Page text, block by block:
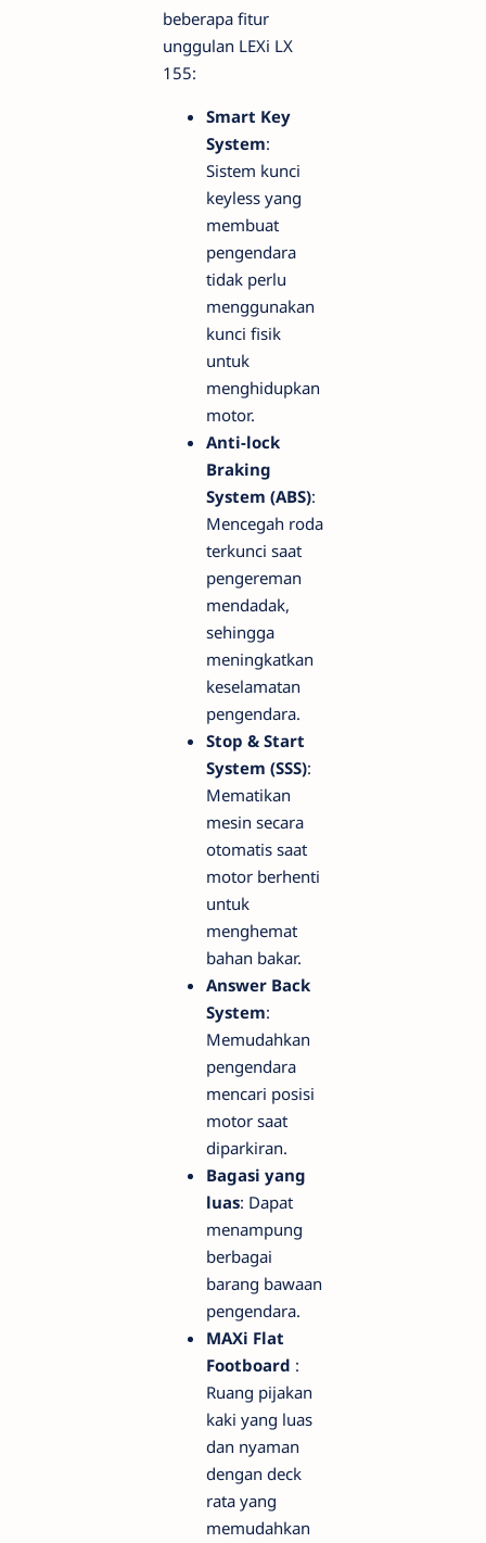
beberapa fitur
unggulan LEXi LX
155:
Smart Key
System:
Sistem kunci
keyless yang
membuat
pengendara
tidak perlu
menggunakan
kunci fisik
untuk
menghidupkan
motor.
Anti-lock
Braking
System (ABS):
Mencegah roda
terkunci saat
pengereman
mendadak,
sehingga
meningkatkan
keselamatan
pengendara.
Stop & Start
System (SSS):
Mematikan
mesin secara
otomatis saat
motor berhenti
untuk
menghemat
bahan bakar.
Answer Back
System:
Memudahkan
pengendara
mencari posisi
motor saat
diparkiran.
Bagasi yang
luas: Dapat
menampung
berbagai
barang bawaan
pengendara.
MAXi Flat
Footboard :
Ruang pijakan
kaki yang luas
dan nyaman
dengan deck
rata yang
memudahkan